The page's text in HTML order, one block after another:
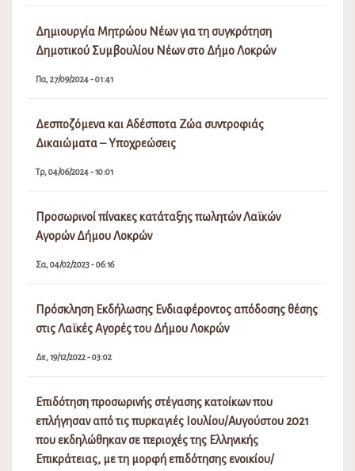
Δημιουργία Μητρώου Νέων για τη συγκρότηση
Δημοτικού Συμβουλίου Νέων στο Δήμο Λοκρών
Πα, 27/09/2024 - 01:41
Δεσποζόμενα και Αδέσποτα Ζώα συντροφιάς
Δικαιώματα – Υποχρεώσεις
Τρ, 04/06/2024 - 10:01
Προσωρινοί πίνακες κατάταξης πωλητών Λαϊκών
Αγορών Δήμου Λοκρών
Σα, 04/02/2023 - 06:16
Πρόσκληση Εκδήλωσης Ενδιαφέροντος απόδοσης θέσης
στις Λαϊκές Αγορές του Δήμου Λοκρών
Δε, 19/12/2022 - 03:02
Επιδότηση προσωρινής στέγασης κατοίκων που
επλήγησαν από τις πυρκαγιές Ιουλίου/Αυγούστου 2021
που εκδηλώθηκαν σε περιοχές της Ελληνικής
Επικράτειας, με τη μορφή επιδότησης ενοικίου/